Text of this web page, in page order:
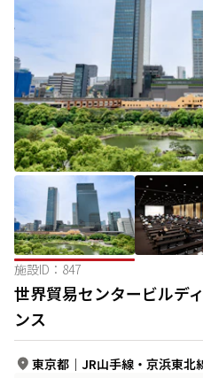
施設ID： 847
世界貿易センタービルデ
ンス
東京都 ｜ JR山手線・京浜東北